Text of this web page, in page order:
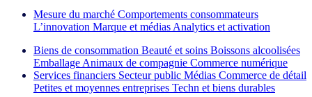
Mesure du marché Comportements consommateurs
L’innovation Marque et médias Analytics et activation
Biens de consommation Beauté et soins Boissons alcoolisées
Emballage Animaux de compagnie Commerce numérique
Services financiers Secteur public Médias Commerce de détail
Petites et moyennes entreprises Techn et biens durables